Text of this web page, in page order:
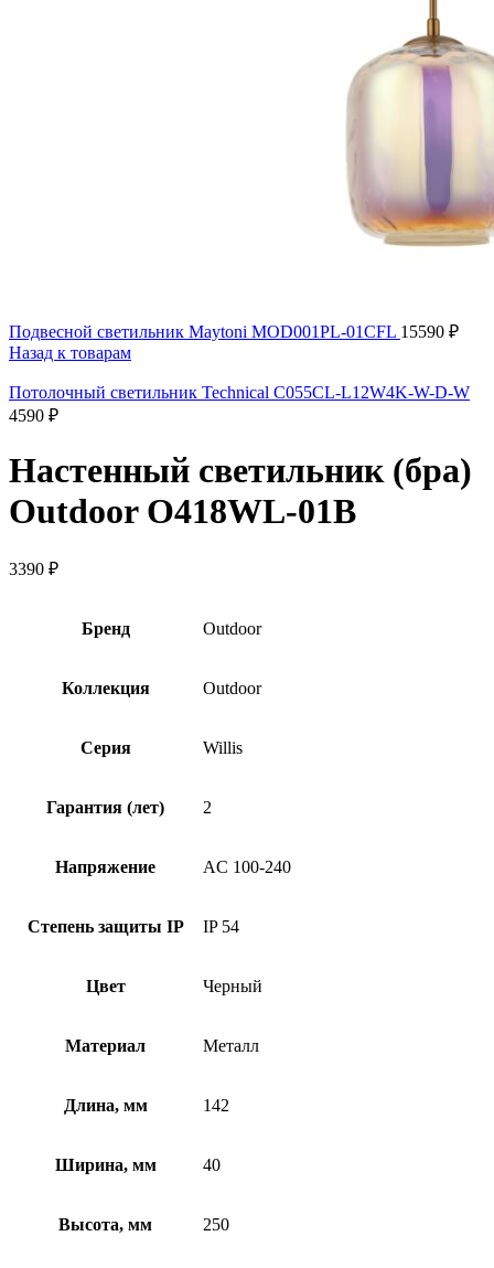
Подвесной светильник Maytoni MOD001PL-01CFL 15590 ₽
Назад к товарам
Потолочный светильник Technical C055CL-L12W4K-W-D-W
4590 ₽
Настенный светильник (бра)
Outdoor O418WL-01B
3390 ₽
Бренд Outdoor
Коллекция Outdoor
Серия Willis
Гарантия (лет) 2
Напряжение AC 100-240
Степень защиты IP IP 54
Цвет Черный
Материал Металл
Длина, мм 142
Ширина, мм 40
Высота, мм 250